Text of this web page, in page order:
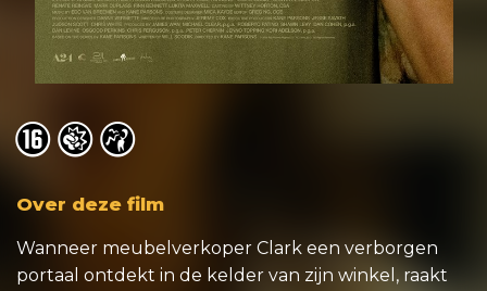
o o o
Over deze film
Wanneer meubelverkoper Clark een verborgen
portaal ontdekt in de kelder van zijn winkel, raakt